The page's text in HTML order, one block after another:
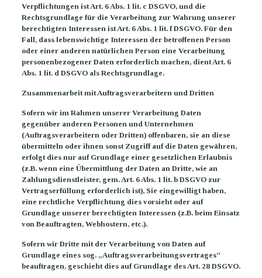
Verpflichtungen ist Art. 6 Abs. 1 lit. c DSGVO, und die
Rechtsgrundlage für die Verarbeitung zur Wahrung unserer
berechtigten Interessen ist Art. 6 Abs. 1 lit. f DSGVO. Für den
Fall, dass lebenswichtige Interessen der betroffenen Person
oder einer anderen natürlichen Person eine Verarbeitung
personenbezogener Daten erforderlich machen, dient Art. 6
Abs. 1 lit. d DSGVO als Rechtsgrundlage.
Zusammenarbeit mit Auftragsverarbeitern und Dritten
Sofern wir im Rahmen unserer Verarbeitung Daten
gegenüber anderen Personen und Unternehmen
(Auftragsverarbeitern oder Dritten) offenbaren, sie an diese
übermitteln oder ihnen sonst Zugriff auf die Daten gewähren,
erfolgt dies nur auf Grundlage einer gesetzlichen Erlaubnis
(z.B. wenn eine Übermittlung der Daten an Dritte, wie an
Zahlungsdienstleister, gem. Art. 6 Abs. 1 lit. b DSGVO zur
Vertragserfüllung erforderlich ist), Sie eingewilligt haben,
eine rechtliche Verpflichtung dies vorsieht oder auf
Grundlage unserer berechtigten Interessen (z.B. beim Einsatz
von Beauftragten, Webhostern, etc.).
Sofern wir Dritte mit der Verarbeitung von Daten auf
Grundlage eines sog. „Auftragsverarbeitungsvertrages“
beauftragen, geschieht dies auf Grundlage des Art. 28 DSGVO.